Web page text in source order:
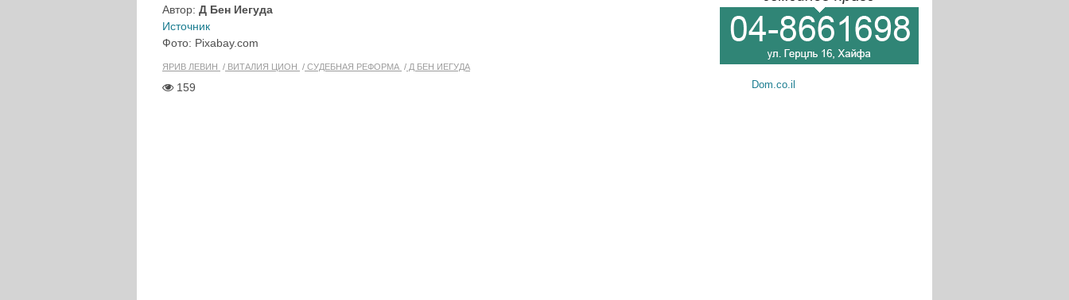
Автор: Д Бен Иегуда
Источник
Фото: Pixabay.com
ЯРИВ ЛЕВИН ВИТАЛИЯ ЦИОН СУДЕБНАЯ РЕФОРМА Д БЕН ИЕГУДА
159 Dom.co.il